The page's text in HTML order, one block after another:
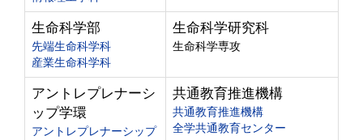
生命科学部
先端生命科学科
産業生命科学科
生命科学研究科
生命科学専攻
アントレプレナーシ
ップ学環
アントレプレナーシップ
共通教育推進機構
共通教育推進機構
全学共通教育センター